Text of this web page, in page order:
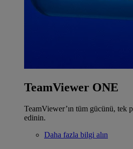
TeamViewer ONE
TeamViewer’ın tüm gücünü, tek
edinin.
Daha fazla bilgi alın